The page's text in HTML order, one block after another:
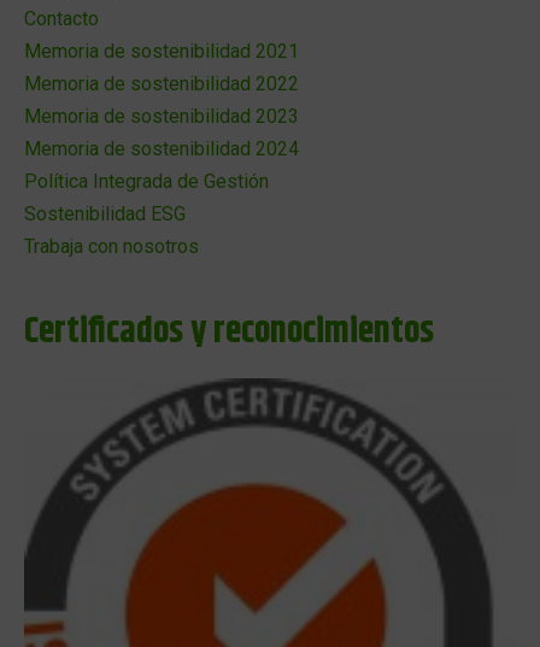
Contacto
Memoria de sostenibilidad 2021
Memoria de sostenibilidad 2022
Memoria de sostenibilidad 2023
Memoria de sostenibilidad 2024
Política Integrada de Gestión
Sostenibilidad ESG
Trabaja con nosotros
Certificados y reconocimientos